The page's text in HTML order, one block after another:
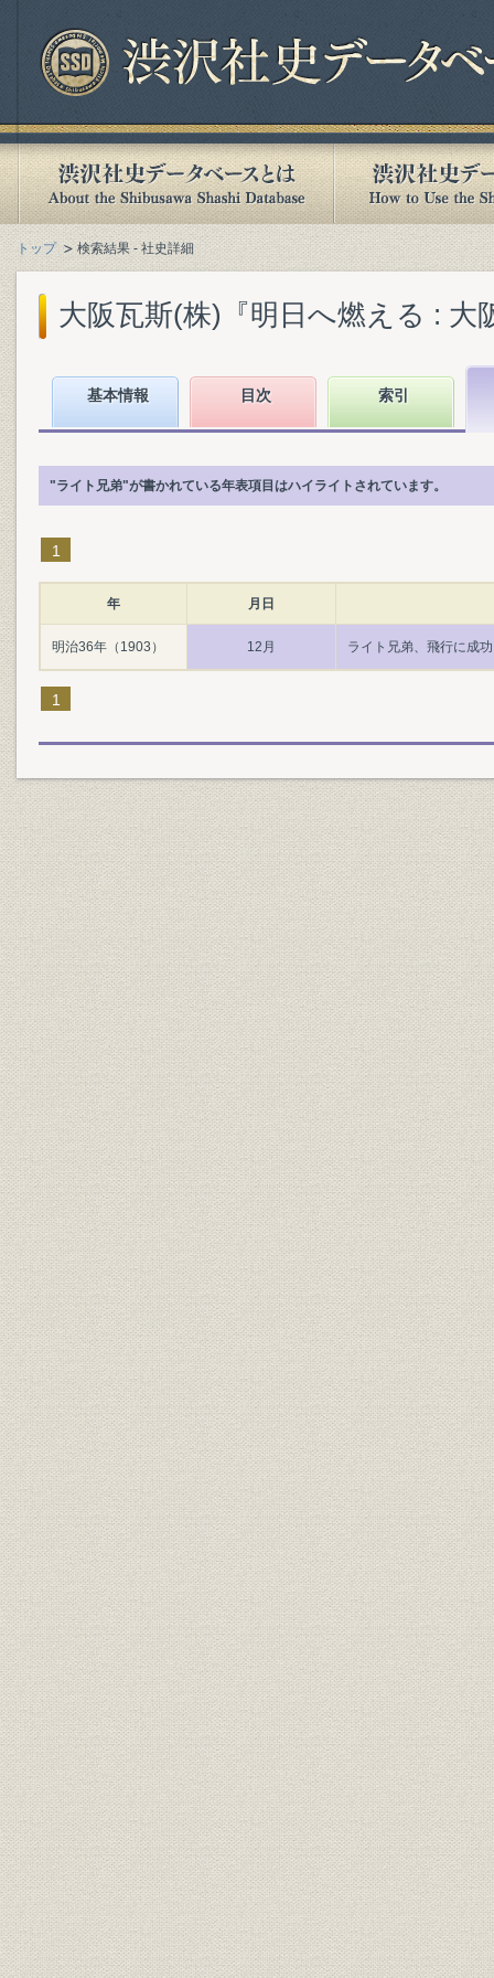
トップ 検索結果 - 社史詳細
大阪瓦斯(株)『明日へ燃える : 大
基本情報 目次 索引
"ライト兄弟"が書かれている年表項目はハイライトされています。
1
年 月日
明治36年（1903） 12月 ライト兄弟、飛行に成功
1